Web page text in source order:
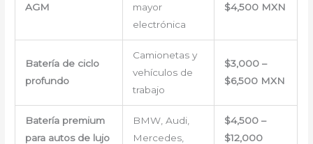
AGM
mayor
electrónica
$4,500 MXN
Batería de ciclo
profundo
Camionetas y
vehículos de
trabajo
$3,000 –
$6,500 MXN
Batería premium
para autos de lujo
BMW, Audi,
Mercedes,
$4,500 –
$12,000